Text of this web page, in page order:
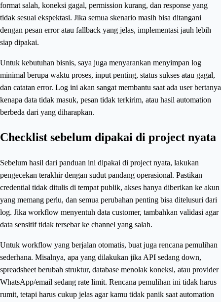
format salah, koneksi gagal, permission kurang, dan response yang
tidak sesuai ekspektasi. Jika semua skenario masih bisa ditangani
dengan pesan error atau fallback yang jelas, implementasi jauh lebih
siap dipakai.
Untuk kebutuhan bisnis, saya juga menyarankan menyimpan log
minimal berupa waktu proses, input penting, status sukses atau gagal,
dan catatan error. Log ini akan sangat membantu saat ada user bertanya
kenapa data tidak masuk, pesan tidak terkirim, atau hasil automation
berbeda dari yang diharapkan.
Checklist sebelum dipakai di project nyata
Sebelum hasil dari panduan ini dipakai di project nyata, lakukan
pengecekan terakhir dengan sudut pandang operasional. Pastikan
credential tidak ditulis di tempat publik, akses hanya diberikan ke akun
yang memang perlu, dan semua perubahan penting bisa ditelusuri dari
log. Jika workflow menyentuh data customer, tambahkan validasi agar
data sensitif tidak tersebar ke channel yang salah.
Untuk workflow yang berjalan otomatis, buat juga rencana pemulihan
sederhana. Misalnya, apa yang dilakukan jika API sedang down,
spreadsheet berubah struktur, database menolak koneksi, atau provider
WhatsApp/email sedang rate limit. Rencana pemulihan ini tidak harus
rumit, tetapi harus cukup jelas agar kamu tidak panik saat automation